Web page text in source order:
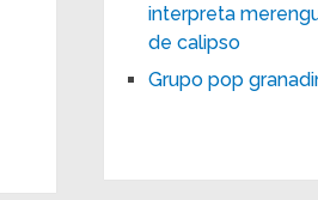
interpreta
de calipso
Grupo pop